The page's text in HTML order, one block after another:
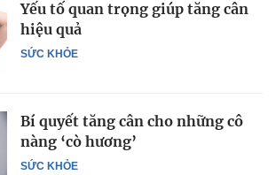
SỨC KHỎE
Yếu tố quan trọng giúp tăng cân
hiệu quả
SỨC KHỎE
Bí quyết tăng cân cho những cô
nàng ‘cò hương’